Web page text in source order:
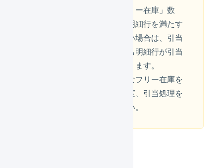
引当可能な「フリー在庫」数
が、加工指示の明細行を満たす
十分な数量がない場合は、引当
処理を行なっても明細行が引当
待ちのままとなります。
加工指示に必要なフリー在庫を
登録してから再度、引当処理を
実行してください。